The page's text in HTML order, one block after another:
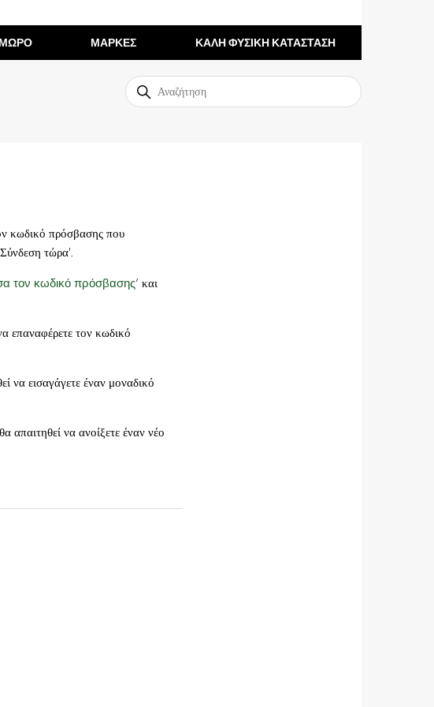
ΜΩΡΟ ΜΑΡΚΕΣ ΚΑΛΗ ΦΥΣΙΚΗ ΚΑΤΑΣΤΑΣΗ
κωδικό πρόσβασης που
τώρα'.
τον κωδικό πρόσβασης’ και
επαναφέρετε τον κωδικό
να εισαγάγετε έναν μοναδικό
απαιτηθεί να ανοίξετε έναν νέο